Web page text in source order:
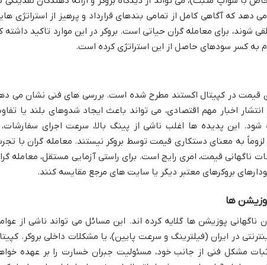
دهد که آگاهی کامل از تمامی بندهای قرارداد و پرهیز از استراتژی
شوند، برای معامله گران حیاتی است. بروکر در این موارد تاکید داشته
به کسر سودهای حاصل از این استراتژی کرده است.
قیمت در کپیتال اکستند مطرح شده است. بررسی های فنی نشان می
اخبار مهم اقتصادی، می تواند باعث ایجاد شدوهای بلند یا
این پدیده ها اغلب ناشی از پینگ بالا، سرعت اجرای
به معنای دستکاری قیمت توسط بروکر نیستند. معامله گران با
ناگهانی قیمت، امری رایج است. برای راستی آزمایی مستقل، معامله
بروکرهای معتبر دیگر یا سایت های مرجع مقایسه کنند.
ها
ناگهانی پوزیشن ها گلایه کرده اند. این مسائل می تواند ناشی از
در ایران (فیلترینگ و سرعت پایین)، یا مشکلات داخلی بروکر.
مشکل فنی از جانب خود، مسئولیت جبران خسارت را بر عهده